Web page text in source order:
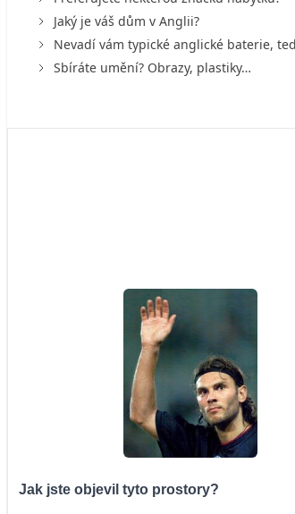
Jaký je váš dům v Anglii?
Nevadí vám typické anglické baterie,
Sbíráte umění? Obrazy, plastiky…
Jak jste objevil tyto prostory?